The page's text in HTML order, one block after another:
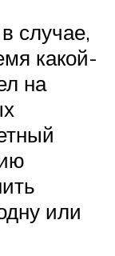
случае,
какой-
на
или